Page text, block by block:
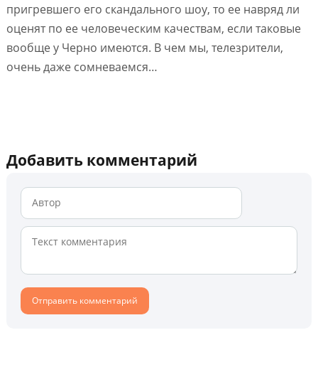
пригревшего его скандального шоу, то ее навряд ли
оценят по ее человеческим качествам, если таковые
вообще у Черно имеются. В чем мы, телезрители,
очень даже сомневаемся…
Добавить комментарий